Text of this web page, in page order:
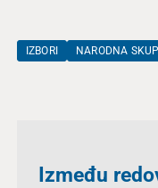
IZBORI NARODNA
Između